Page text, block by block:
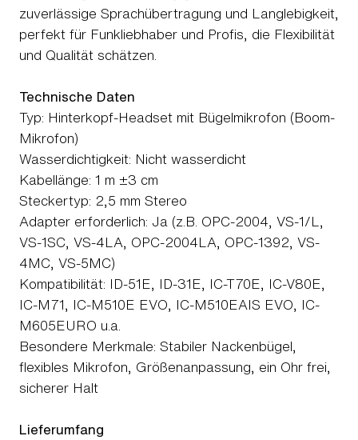
zuverlässige Sprachübertragung und Langlebigkeit,
perfekt für Funkliebhaber und Profis, die Flexibilität
und Qualität schätzen.
Technische Daten
Typ: Hinterkopf-Headset mit Bügelmikrofon (Boom-
Mikrofon)
Wasserdichtigkeit: Nicht wasserdicht
Kabellänge: 1 m ±3 cm
Steckertyp: 2,5 mm Stereo
Adapter erforderlich: Ja (z.B. OPC-2004, VS-1/L,
VS-1SC, VS-4LA, OPC-2004LA, OPC-1392, VS-
4MC, VS-5MC)
Kompatibilität: ID-51E, ID-31E, IC-T70E, IC-V80E,
IC-M71, IC-M510E EVO, IC-M510EAIS EVO, IC-
M605EURO u.a.
Besondere Merkmale: Stabiler Nackenbügel,
flexibles Mikrofon, Größenanpassung, ein Ohr frei,
sicherer Halt
Lieferumfang